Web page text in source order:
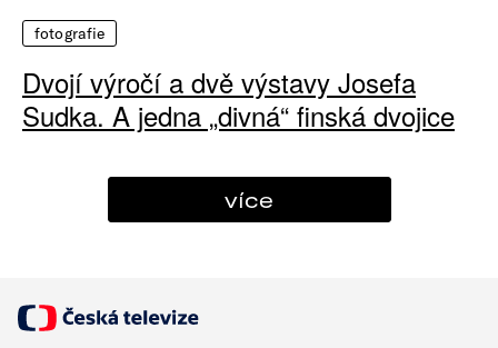
fotografie
Dvojí výročí a dvě výstavy Josefa
Sudka. A jedna „divná“ finská dvojice
více